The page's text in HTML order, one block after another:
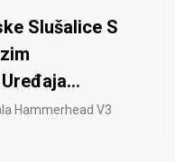
Slušalice S
Hammerhead V3